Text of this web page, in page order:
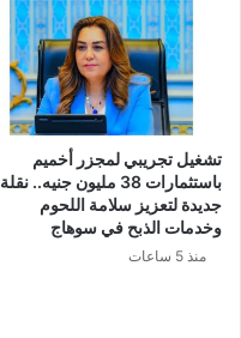
تشغيل تجريبي لمجزر أخميم
باستثمارات 38 مليون جنيه.. نقلة
جديدة لتعزيز سلامة اللحوم
وخدمات الذبح في سوهاج
منذ 5 ساعات